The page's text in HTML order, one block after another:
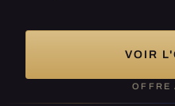
VOIR
OFFRE